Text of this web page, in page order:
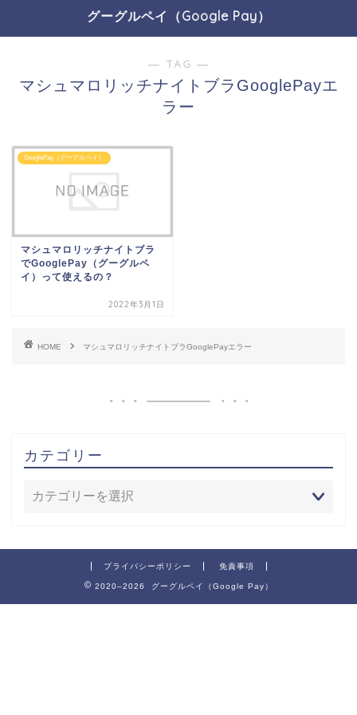
グーグルペイ（Google Pay）
― TAG ―
マシュマロリッチナイトブラGooglePayエ
ラー
GooglePay（グーグルペイ）
マシュマロリッチナイトブラ
でGooglePay（グーグルペ
イ）って使えるの？
2022年3月1日
HOME マシュマロリッチナイトブラGooglePayエラー
カテゴリー
プライバシーポリシー 免責事項
2020–2026 グーグルペイ（Google Pay）